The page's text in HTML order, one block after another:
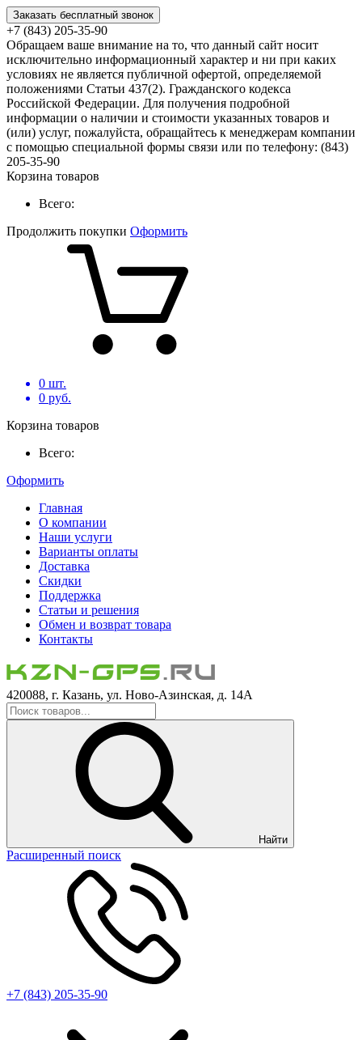
Заказать бесплатный звонок
+7 (843) 205-35-90
Обращаем ваше внимание на то, что данный сайт носит
исключительно информационный характер и ни при каких
условиях не является публичной офертой, определяемой
положениями Статьи 437(2). Гражданского кодекса
Российской Федерации. Для получения подробной
информации о наличии и стоимости указанных товаров и
(или) услуг, пожалуйста, обращайтесь к менеджерам компании
с помощью специальной формы связи или по телефону: (843)
205-35-90
Корзина товаров
Всего:
Продолжить покупки Оформить
0 шт.
0 руб.
Корзина товаров
Всего:
Оформить
Главная
О компании
Наши услуги
Варианты оплаты
Доставка
Скидки
Поддержка
Статьи и решения
Обмен и возврат товара
Контакты
420088, г. Казань, ул. Ново-Азинская, д. 14А
Найти
Расширенный поиск
+7 (843) 205-35-90